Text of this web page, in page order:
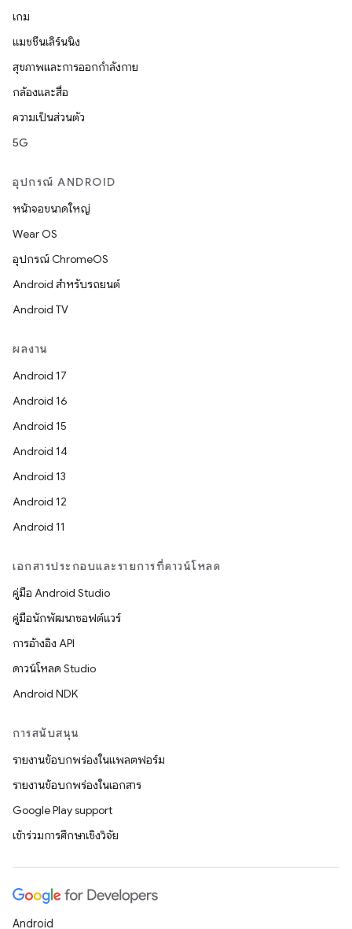
เกม
แมชชีนเลิร์นนิง
สุขภาพและการออกกำลังกาย
กล้องและสื่อ
ความเป็นส่วนตัว
5G
อุปกรณ์ ANDROID
หน้าจอขนาดใหญ่
Wear OS
อุปกรณ์ ChromeOS
Android สำหรับรถยนต์
Android TV
ผลงาน
Android 17
Android 16
Android 15
Android 14
Android 13
Android 12
Android 11
เอกสารประกอบและรายการที่ดาวน์โหลด
คู่มือ Android Studio
คู่มือนักพัฒนาซอฟต์แวร์
การอ้างอิง API
ดาวน์โหลด Studio
Android NDK
การสนับสนุน
รายงานข้อบกพร่องในแพลตฟอร์ม
รายงานข้อบกพร่องในเอกสาร
Google Play support
เข้าร่วมการศึกษาเชิงวิจัย
Android